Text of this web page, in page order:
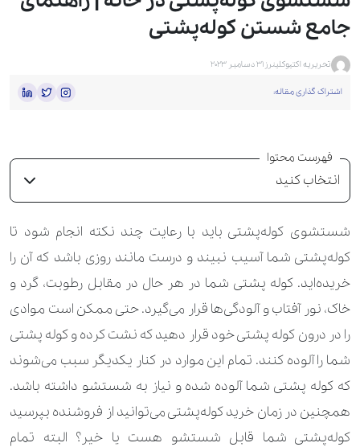
جامع شستن کوله‌پشتی
تحریریه اکتیوکلینرز 31 دسامبر 2023
اشتراک گذاری مقاله:
فهرست محتوا
انتخاب کنید
شستشوی کوله‌پشتی باید با رعایت چند نکته انجام شود تا
کوله‌پشتی شما آسیب نبیند و درست مانند روزی باشد که آن را
خریده‌اید. کوله پشتی شما در هر حال در مقابل رطوبت، گرد و
خاک، نور آفتاب و آلودگی‌ها قرار می‌گیرد. حتی ممکن است موادی
را در درون کوله پشتی خود قرار دهید که نشت کرده و کوله پشتی
شما را آلوده کنند. تمام این موارد در کنار یکدیگر سبب می‌شوند
که کوله پشتی شما آلوده شده و نیاز به شستشو داشته باشد.
همچنین در زمان خرید کوله‌پشتی می‌توانید از فروشنده بپرسید
کوله‌پشتی شما قابل شستشو هست یا خیر؟ البته تمام